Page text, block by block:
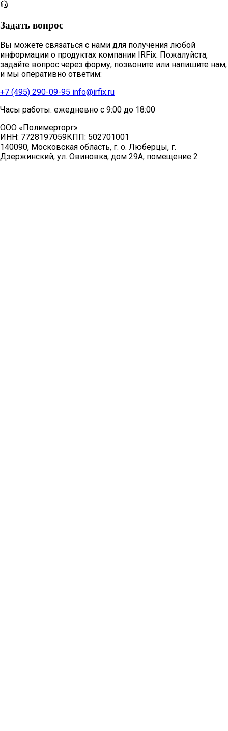
Задать вопрос
Вы можете связаться с нами для получения любой
информации о продуктах компании IRFix. Пожалуйста,
задайте вопрос через форму, позвоните или напишите нам,
и мы оперативно ответим:
+7 (495) 290-09-95 info@irfix.ru
Часы работы: ежедневно с 9:00 до 18:00
ООО «Полимерторг»
ИНН: 7728197059КПП: 502701001
140090, Московская область, г. о. Люберцы, г.
Дзержинский, ул. Овиновка, дом 29А, помещение 2